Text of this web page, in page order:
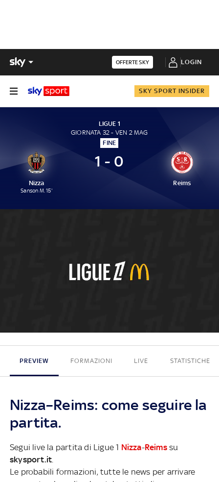
OFFERTE SKY LOGIN
SKY SPORT INSIDER
LIGUE 1
GIORNATA 32 - VEN 2 MAG
FINE
Nizza
Sanson M. 15'
1 - 0
Reims
1 - 0
PREVIEW FORMAZIONI LIVE STATISTICHE
Nizza–Reims: come seguire la
partita.
Segui live la partita di Ligue 1 Nizza-Reimssu
skysport.it
Le probabili formazioni, tutte le news per arrivare